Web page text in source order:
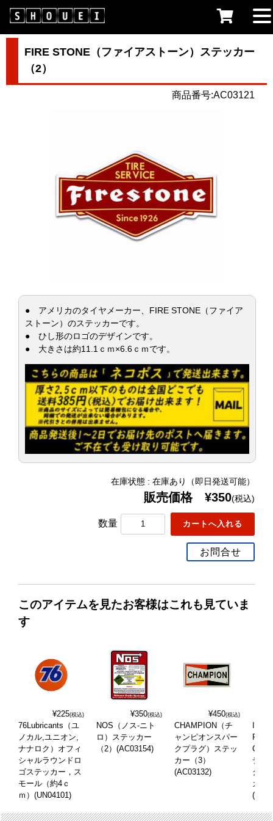
FIRE STONE（ファイアストーン）ステッカー
（2）
商品番号:AC03121
● アメリカのタイヤメーカー、FIRE STONE（ファイア
ストーン）のステッカーです。
● ひし形のロゴのデザインです。
● 大きさは約11.1ｃｍ×6.6ｃｍです。
在庫状態 : 在庫あり（即日発送可能）
販売価格 ¥350(税込)
数量
お問合せ
このアイテムを見たお客様はこれも見ていま
す
¥225(税込)
76Lubricants（ユ
ノカル,ユニオン,
ナナロク）オフィ
シャルラウンドロ
ゴステッカー，ス
モール（約4ｃ
ｍ）(UN04101)
¥350(税込)
NOS（ノス-ニト
ロ）ステッカー
（2）(AC03154)
¥450(税込)
CHAMPION（チ
ャンピオンスパー
クプラグ）ステッ
カー（3）
(AC03132)
デリ
グカ
カー